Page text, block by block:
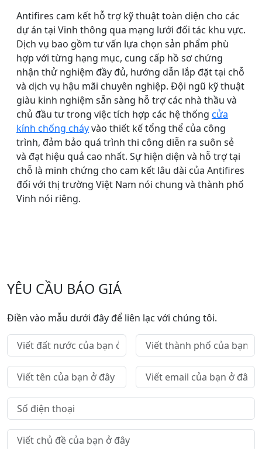
Antifires cam kết hỗ trợ kỹ thuật toàn diện cho các
dự án tại Vinh thông qua mạng lưới đối tác khu vực.
Dịch vụ bao gồm tư vấn lựa chọn sản phẩm phù
hợp với từng hạng mục, cung cấp hồ sơ chứng
nhận thử nghiệm đầy đủ, hướng dẫn lắp đặt tại chỗ
và dịch vụ hậu mãi chuyên nghiệp. Đội ngũ kỹ thuật
giàu kinh nghiệm sẵn sàng hỗ trợ các nhà thầu và
chủ đầu tư trong việc tích hợp các hệ thống cửa
kính chống cháyvào thiết kế tổng thể của công
trình, đảm bảo quá trình thi công diễn ra suôn sẻ
và đạt hiệu quả cao nhất. Sự hiện diện và hỗ trợ tại
chỗ là minh chứng cho cam kết lâu dài của Antifires
đối với thị trường Việt Nam nói chung và thành phố
Vinh nói riêng.
YÊU CẦU BÁO GIÁ
Điền vào mẫu dưới đây để liên lạc với chúng tôi.